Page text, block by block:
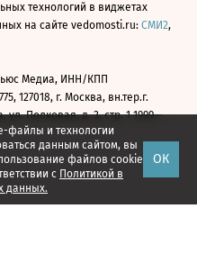
файлы и технологии
данным сайтом, вы
файлов cookie
с Политикой в
данных.
ОК
технологий в виджетах
на сайте vedomosti.ru: СМИ2,
Медиа, ИНН/КПП
127018, г. Москва, вн.тер.г.
Полковая, д. 3, стр. 1 1999—